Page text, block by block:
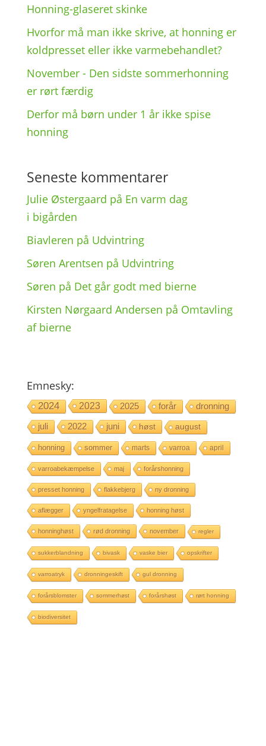
Honning-glase­ret skinke
Hvor­for må man ikke skrive, at honning er
kold­pres­set eller ikke varmebehandlet?
Novem­ber - Den sidste sommer­hon­ning
er rørt færdig
Derfor må børn under 1 år ikke spise
honning
Seneste kommentarer
Julie Østergaard på En varm dag
i bigården
Biavleren på Udvin­tring
Søren Arentsen på Udvin­tring
Søren på Det går godt med bierne
Kirsten Nørgaard Andersen på Omtav­ling
af bierne
Emne­sky:
2024 2023 2025 forår dronning
juli 2022 juni høst august
honning sommer marts varroa april
varroabekæmpelse maj forårshonning
presset honning flakkebjerg ny dronning
aflægger yngelfratagelse honning høst
honninghøst rød dronning november regler
sukkerblandning bivask vaske bier opskrifter
varroatryk dronningeskift gul dronning
forårsblomster sommerhøst forårshøst rørt honning
biodiversitet